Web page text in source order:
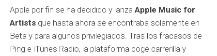
Apple por fin se ha decidido y lanza Apple Music for
Artists que hasta ahora se encontraba solamente en
Beta y para algunos privilegiados. Tras los fracasos de
Ping e iTunes Radio, la plataforma coge carrerilla y